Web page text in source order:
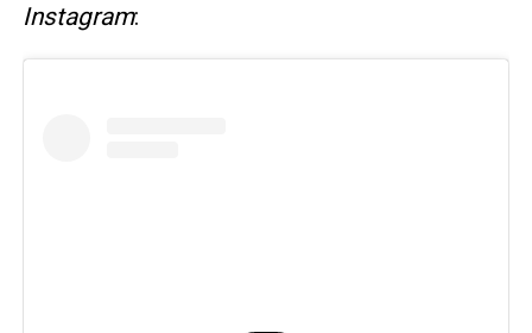
Instagram: